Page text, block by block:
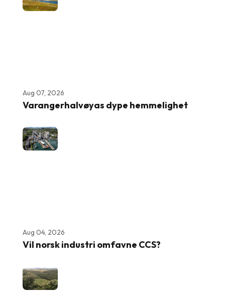
Aug 07, 2026
Varangerhalvøyas dype hemmelighet
Aug 04, 2026
Vil norsk industri omfavne CCS?